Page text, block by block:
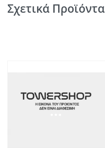
Σχετικά Προϊόντα